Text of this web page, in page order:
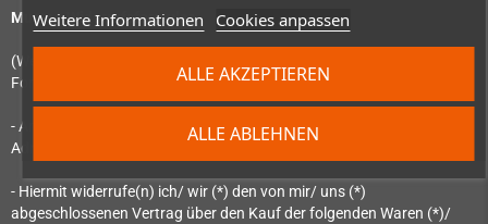
Weitere Informationen Cookies anpassen
ALLE ABLEHNEN
ALLE AKZEPTIEREN
Muster-Widerrufsformular
(Wenn Sie den Vertrag widerrufen wollen, dann füllen Sie bitte dieses
Formular aus und senden Sie es zurück.)
- An OpenPandora GmbH, Asternweg 5, 85080 Gaimersheim, E-Mail-
Adresse: shop@dragonbox.de:
- Hiermit widerrufe(n) ich/ wir (*) den von mir/ uns (*)
abgeschlossenen Vertrag über den Kauf der folgenden Waren (*)/